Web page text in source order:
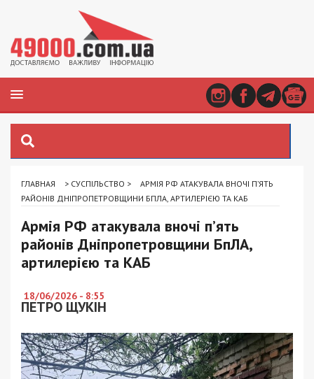
ГЛАВНАЯ > СУСПІЛЬСТВО >
АРМІЯ РФ АТАКУВАЛА ВНОЧІ П’ЯТЬ
РАЙОНІВ ДНІПРОПЕТРОВЩИНИ БПЛА, АРТИЛЕРІЄЮ ТА КАБ
Армія РФ атакувала вночі п’ять
районів Дніпропетровщини БпЛА,
артилерією та КАБ
18/06/2026 - 8:55
ПЕТРО ЩУКІН